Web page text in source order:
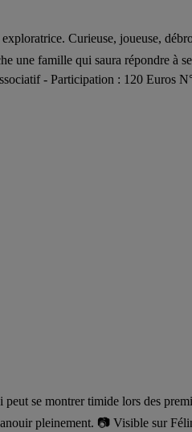
Curieuse, joueuse,
une famille qui saura répondre à
- Participation : 120 Euros
se montrer timide lors des
pleinement. 📷 Visible sur